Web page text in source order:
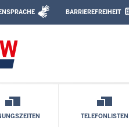
Kontakt
BARRIEREFREIHEIT
Volltext-Suche
TELEFONLISTEN